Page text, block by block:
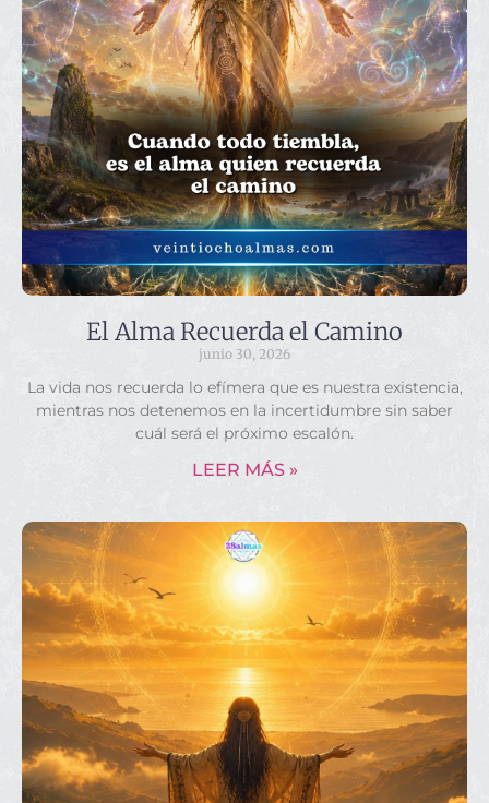
El Alma Recuerda el Camino
junio 30, 2026
La vida nos recuerda lo efímera que es nuestra existencia,
mientras nos detenemos en la incertidumbre sin saber
cuál será el próximo escalón.
LEER MÁS »